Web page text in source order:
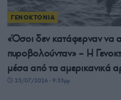
ΓΕΝΟΚΤΟΝΙΑ
«Όσοι δεν κατάφερναν να
πυροβολούνταν» – Η
μέσα από τα αμερικανικά
25/07/2026 - 9:33μμ